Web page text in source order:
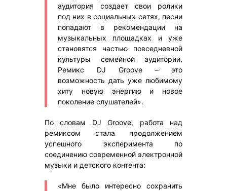
аудитория создает свои ролики
под них в социальных сетях, песни
попадают в рекомендации на
музыкальных площадках и уже
становятся частью повседневной
культуры семейной аудитории.
Ремикс DJ Groove – это
возможность дать уже любимому
хиту новую энергию и новое
поколение слушателей».
По словам DJ Groove, работа над
ремиксом стала продолжением
успешного эксперимента по
соединению современной электронной
музыки и детского контента:
«Мне было интересно сохранить